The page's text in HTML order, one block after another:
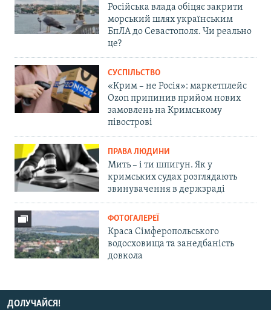
Російська влада обіцяє закрити
морський шлях українським
БпЛА до Севастополя. Чи реально
це?
СУСПІЛЬСТВО
«Крим – не Росія»: маркетплейс
Ozon припинив прийом нових
замовлень на Кримському
півострові
ПРАВА ЛЮДИНИ
Мить – і ти шпигун. Як у
кримських судах розглядають
звинувачення в держзраді
ФОТОГАЛЕРЕЇ
Краса Сімферопольського
водосховища та занедбаність
довкола
ДОЛУЧАЙСЯ!